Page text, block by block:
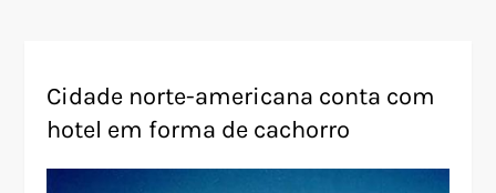
Cidade norte-americana conta com
hotel em forma de cachorro